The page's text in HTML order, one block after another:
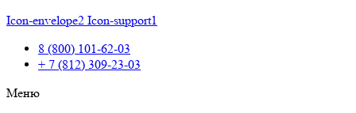
Icon-envelope2 Icon-support1
8 (800) 101-62-03
+ 7 (812) 309-23-03
Меню